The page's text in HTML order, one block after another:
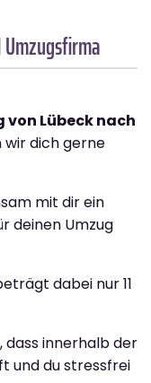
von Lübeck nach
wir dich gerne
mit dir ein
deinen Umzug
dabei nur 11
, dass innerhalb der
und du stressfrei